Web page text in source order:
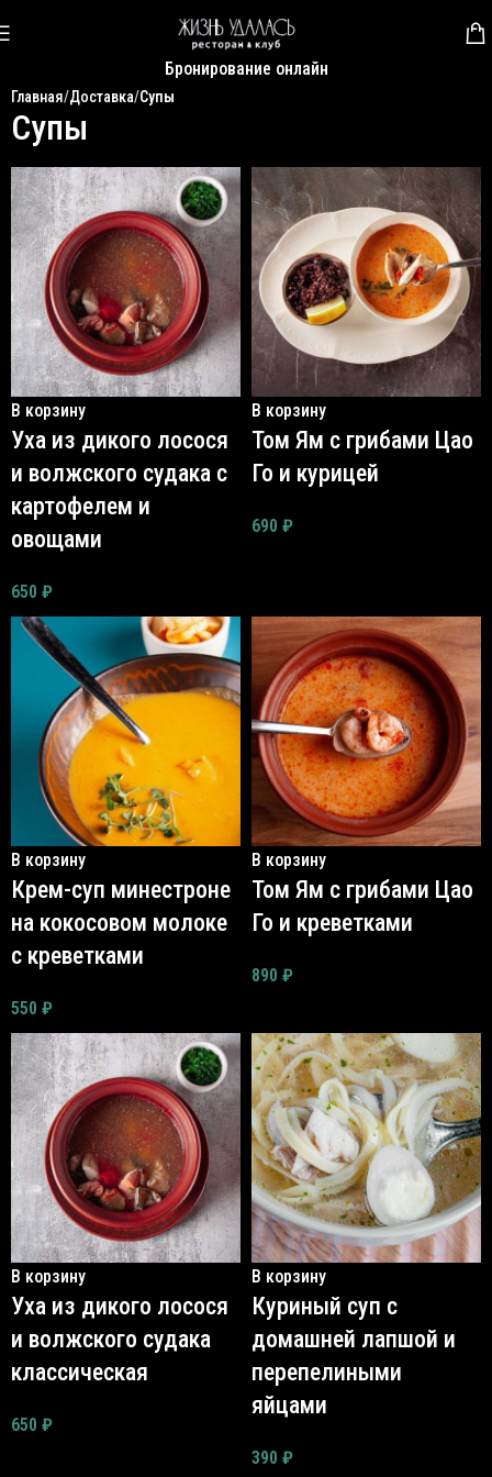
Бронирование онлайн
Главная Доставка Супы
Супы
В корзину
Уха из дикого лосося
и волжского судака с
картофелем и
овощами
650 ₽
В корзину
Том Ям с грибами Цао
Го и курицей
690 ₽
В корзину
Крем-суп минестроне
на кокосовом молоке
с креветками
550 ₽
В корзину
Том Ям с грибами Цао
Го и креветками
890 ₽
В корзину
Уха из дикого лосося
и волжского судака
классическая
650 ₽
В корзину
Куриный суп с
домашней лапшой и
перепелиными
яйцами
390 ₽